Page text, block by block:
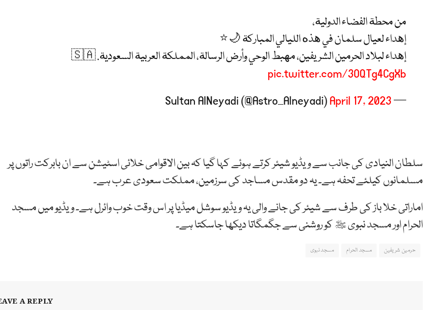
من محطة الفضاء الدولية،
إهداء لعيال سلمان في هذه الليالي المباركة 🌙⭐️
إهداء لبلاد الحرمين الشريفين، مهبط الوحي وأرض الرسالة، المملكة العربية السعودية. 🇸🇦
pic.twitter.com/3OQTg4CgXb
— Sultan AlNeyadi (@Astro_Alneyadi)
April 17, 2023
سلطان النیادی کی جانب سے ویڈیو شیئر کرتے ہوئے کہا گیا کہ بین الاقوامی خلائی اسٹیشن سے ان بابرکت راتوں پر
مسلمانوں کیلئے تحفہ ہے۔ یہ دو مقدس مساجد کی سرزمین، مملکت سعودی عرب ہے۔
اماراتی خلا باز کی طرف سے شیئر کی جانے والی یہ ویڈیو سوشل میڈیا پر اس وقت خوب وائرل ہے۔ ویڈیو میں مسجد
الحرام اور مسجد نبوی ﷺ کو روشنی سے جگمگاتا دیکھا جاسکتا ہے۔
حرمین شریفین مسجد الحرام مسجد نبوی
A REPLY